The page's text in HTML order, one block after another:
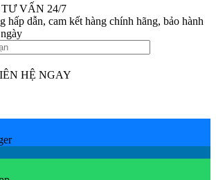
VẤN 24/7
hấp dẫn, cam kết hàng chính hãng, bảo hành
HỆ NGAY